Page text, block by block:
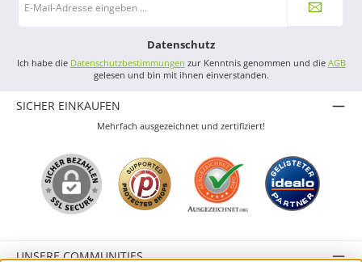
Mail-
Datenschutz
Ich habe die Datenschutzbestimmungen zur Kenntnis genommen und die AGB
gelesen und bin mit ihnen einverstanden.
SICHER EINKAUFEN
Mehrfach ausgezeichnet und zertifiziert!
UNSERE COMMUNITIES